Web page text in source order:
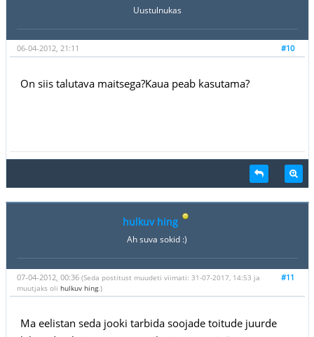
Uustulnukas
#10
06-04-2012, 21:11
On siis talutava maitsega?Kaua peab kasutama?
hulkuv hing
Ah suva sokid :)
#11
07-04-2012, 00:36 (Seda postitust muudeti viimati: 31-07-2017, 14:53 ja
muutjaks oli hulkuv hing.)
Ma eelistan seda jooki tarbida soojade toitude juurde